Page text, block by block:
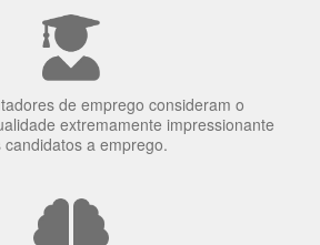
de emprego consideram o
extremamente impressionante
candidatos a emprego.